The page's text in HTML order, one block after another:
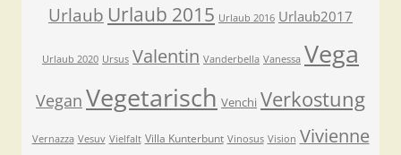
Urlaub Urlaub 2015 Urlaub 2016 Urlaub2017
Urlaub 2020 Ursus Valentin Vanderbella Vanessa Vega
Vegan Vegetarisch Venchi Verkostung
Vernazza Vesuv Vielfalt Villa Kunterbunt Vinosus Vision Vivienne